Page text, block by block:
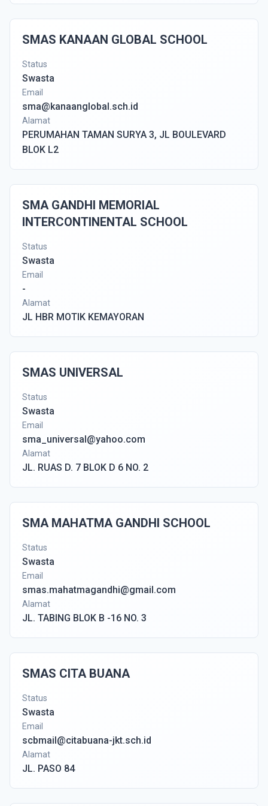
SMAS KANAAN GLOBAL SCHOOL
Status
Swasta
Email
sma@kanaanglobal.sch.id
Alamat
PERUMAHAN TAMAN SURYA 3, JL BOULEVARD
BLOK L2
SMA GANDHI MEMORIAL
INTERCONTINENTAL SCHOOL
Status
Swasta
Email
-
Alamat
JL HBR MOTIK KEMAYORAN
SMAS UNIVERSAL
Status
Swasta
Email
sma_universal@yahoo.com
Alamat
JL. RUAS D. 7 BLOK D 6 NO. 2
SMA MAHATMA GANDHI SCHOOL
Status
Swasta
Email
smas.mahatmagandhi@gmail.com
Alamat
JL. TABING BLOK B -16 NO. 3
SMAS CITA BUANA
Status
Swasta
Email
scbmail@citabuana-jkt.sch.id
Alamat
JL. PASO 84